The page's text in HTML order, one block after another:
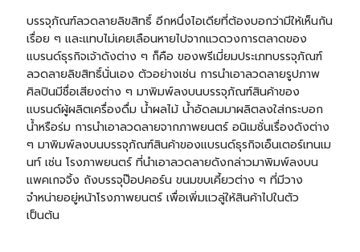
บรรจุภัณฑ์ลวดลายลิขสิทธิ์ อีกหนึ่งไอเดียที่ต้องบอกว่ามีให้เห็นกัน
เรื่อย ๆ และแทบไม่เคยเลือนหายไปจากแวดวงการตลาดของ
แบรนด์ธุรกิจเจ้าดังต่าง ๆ ก็คือ ของพรีเมี่ยมประเภทบรรจุภัณฑ์
ลวดลายลิขสิทธิ์นั่นเอง ตัวอย่างเช่น การนำเอาลวดลายรูปภาพ
ศิลปินมีชื่อเสียงต่าง ๆ มาพิมพ์ลงบนบรรจุภัณฑ์สินค้าของ
แบรนด์ผู้ผลิตเครื่องดื่ม น้ำผลไม้ น้ำอัดลมมาผลิตลงใส่กระบอก
น้ำหรือร่มการนำเอาลวดลายจากภาพยนตร์ อนิเมชั่นเรื่องดังต่าง
ๆ มาพิมพ์ลงบนบรรจุภัณฑ์สินค้าของแบรนด์ธุรกิจเอ็นเตอร์เทนเม
นท์ เช่น โรงภาพยนตร์ ที่นำเอาลวดลายดังกล่าวมาพิมพ์ลงบน
แพคเกจจิ้ง ถังบรรจุป๊อปคอร์น ขนมขบเคี้ยวต่าง ๆ ที่มีวาง
จำหน่ายอยู่หน้าโรงภาพยนตร์ เพื่อเพิ่มแวลู่ให้สินค้าไปในตัว
เป็นต้น